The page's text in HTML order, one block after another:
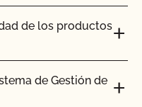
de los productos
de Gestión de